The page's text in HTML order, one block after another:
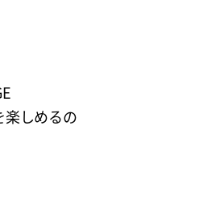
楽しめるの